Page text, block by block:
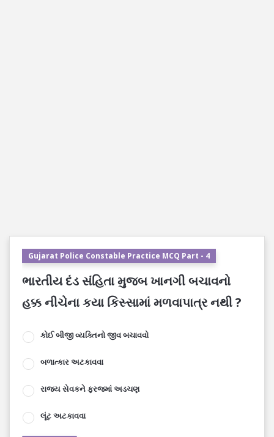
Gujarat Police Constable Practice MCQ Part - 4
ભારતીય દંડ સંહિતા મુજબ ખાનગી બચાવનો
હક્ક નીચેના કયા કિસ્સામાં મળવાપાત્ર નથી ?
કોઈ બીજી વ્યક્તિનો જીવ બચાવવો
બળાત્કાર અટકાવવા
રાજ્ય સેવકને ફરજમાં અડચણ
લૂંટ અટકાવવા